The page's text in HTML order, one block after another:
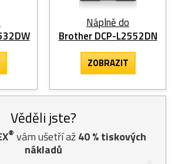
Náplně do
Brother DCP-L2552DN
ZOBRAZIT
Věděli jste?
® vám ušetří až40% tiskových
nákladů